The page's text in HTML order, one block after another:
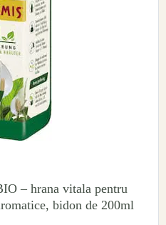
– hrana vitala pentru
bidon de 200ml